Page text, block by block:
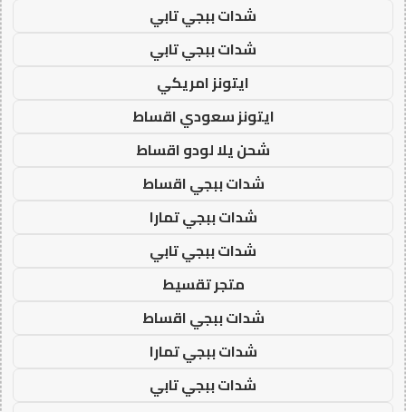
شدات ببجي تابي
شدات ببجي تابي
ايتونز امريكي
ايتونز سعودي اقساط
شحن يلا لودو اقساط
شدات ببجي اقساط
شدات ببجي تمارا
شدات ببجي تابي
متجر تقسيط
شدات ببجي اقساط
شدات ببجي تمارا
شدات ببجي تابي